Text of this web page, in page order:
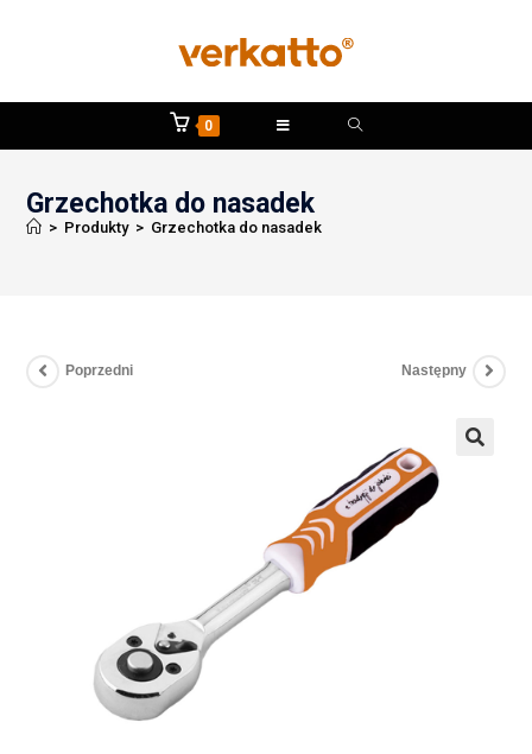
0
Grzechotka do nasadek
> Produkty > Grzechotka do nasadek
Poprzedni Następny